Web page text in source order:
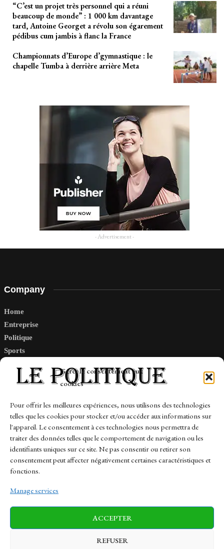
Gérer le consentement aux
cookies
Pour offrir les meilleures expériences, nous utilisons des technologies
telles que les cookies pour stocker et/ou accéder aux informations sur
l'appareil. Le consentement à ces technologies nous permettra de
traiter des données telles que le comportement de navigation ou les
identifiants uniques sur ce site. Ne pas consentir ou retirer son
consentement peut affecter négativement certaines caractéristiques et
fonctions.
Manage services
ACCEPTER
REFUSER
“C’est un projet très personnel qui a réuni
beaucoup de monde” : 1 000 km davantage
tard, Antoine Georget a révolu son égarement
pédibus cum jambis à flanc la France
Championnats d’Europe d’gymnastique : le
chapelle Tumba à derrière arrière Meta
- Advertisement -
Company
Home
Entreprise
Politique
Sports
Links
Contact
Sitemap
News Finance-Marches Politics
Business Tech Health Sports Travel